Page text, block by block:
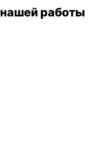
нашей работы